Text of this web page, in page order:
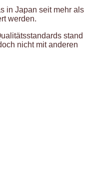
in Japan seit mehr als
werden.
stand
nicht mit anderen